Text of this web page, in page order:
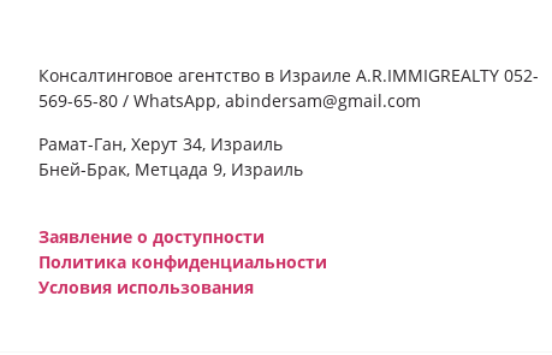
Консалтинговое агентство в Израиле A.R.IMMIGREALTY 052-
569-65-80 / WhatsApp, abindersam@gmail.com
Рамат-Ган, Херут 34, Израиль
Бней-Брак, Метцада 9, Израиль
Заявление о доступности
Политика конфиденциальности
Условия использования